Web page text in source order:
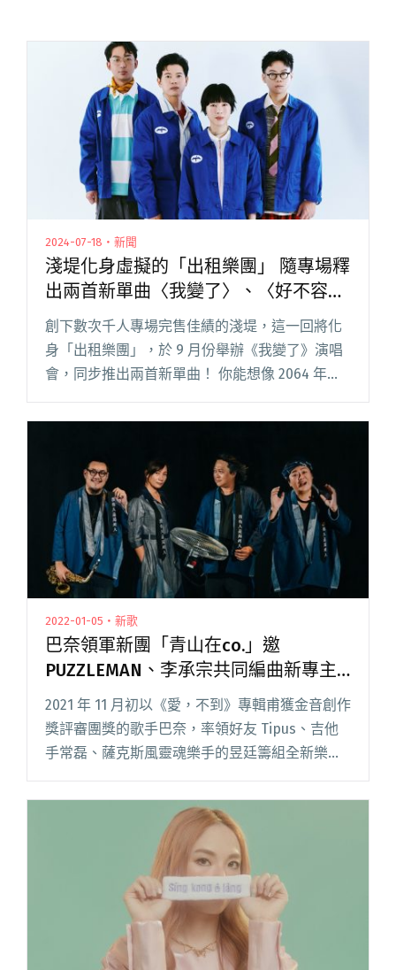
2024-07-18・新聞
淺堤化身虛擬的「出租樂團」 隨專場釋
出兩首新單曲〈我變了〉、〈好不容
易〉
創下數次千人專場完售佳績的淺堤，這一回將化
身「出租樂團」，於 9 月份舉辦《我變了》演唱
會，同步推出兩首新單曲！ 你能想像 2064 年音
樂圈會是什麼模樣嗎？回應狂飆的 AI 與科技熱
潮，淺堤將在演唱會化身「出租樂團」，把時間
租樂團」 隨專場釋出兩首新單曲〈我變了〉、
〈好不容易〉"
2022-01-05・新歌
巴奈領軍新團「青山在co.」邀
PUZZLEMAN、李承宗共同編曲新專主
打歌〈太陽〉
2021 年 11 月初以《愛，不到》專輯甫獲金音創作
獎評審團獎的歌手巴奈，率領好友 Tipus、吉他
手常磊、薩克斯風靈魂樂手的昱廷籌組全新樂團
「青山在co.」，於 2021 年末推出樂團首張專輯
《沒有依靠的人》，歌曲作品來自巴奈在 202閱
讀全文 "巴奈領軍新團「青山在co.」邀
PUZZLEMAN、李承宗共同編曲新專主打歌〈太